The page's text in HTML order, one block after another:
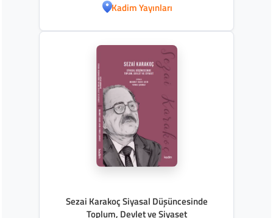
Kadim Yayınları
Sezai Karakoç Siyasal Düşüncesinde
Toplum, Devlet ve Siyaset